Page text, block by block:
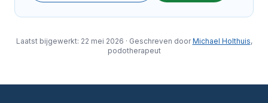
Laatst bijgewerkt: 22 mei 2026 · Geschreven door Michael Holthuis,
podotherapeut